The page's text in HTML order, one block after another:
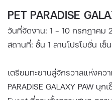
PET PARADISE
วันที่จัดงาน: 1 - 10 กรกฎาคม
สถานที่: ชั้น 1 ลานโปรโมชั่น เซ็
เตรียมทะยานสู่จักรวาลแห่งคว
PARADISE GALAXY PAW